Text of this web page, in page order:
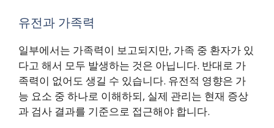
유전과 가족력
일부에서는 가족력이 보고되지만, 가족 중 환자가 있
다고 해서 모두 발생하는 것은 아닙니다. 반대로 가
족력이 없어도 생길 수 있습니다. 유전적 영향은 가
능 요소 중 하나로 이해하되, 실제 관리는 현재 증상
과 검사 결과를 기준으로 접근해야 합니다.